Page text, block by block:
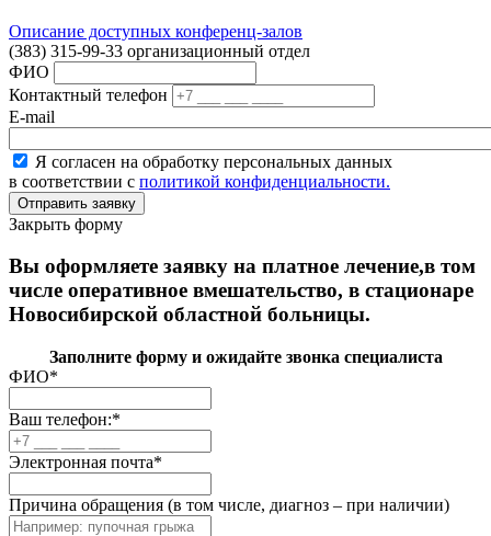
Описание доступных конференц-залов
(383) 315-99-33 организационный отдел
ФИО
Контактный телефон
E-mail
Я согласен на обработку персональных данных
в соответствии с политикой конфиденциальности.
Закрыть форму
Вы оформляете заявку на платное лечение,в том
числе оперативное вмешательство, в стационаре
Новосибирской областной больницы.
Заполните форму и ожидайте звонка специалиста
ФИО*
Ваш телефон:*
Электронная почта*
Причина обращения (в том числе, диагноз – при наличии)